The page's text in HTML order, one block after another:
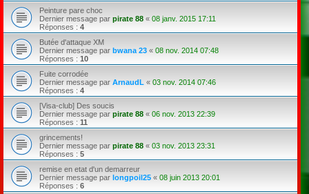
Peinture pare choc
Dernier message par pirate 88 « 08 janv. 2015 17:11
Réponses : 4
Butée d'attaque XM
Dernier message par bwana 23 « 08 nov. 2014 07:48
Réponses : 10
Fuite corrodée
Dernier message par ArnaudL « 03 nov. 2014 07:46
Réponses : 4
[Visa-club] Des soucis
Dernier message par pirate 88 « 06 nov. 2013 22:39
Réponses : 11
grincements!
Dernier message par pirate 88 « 03 nov. 2013 23:31
Réponses : 5
remise en etat d'un demarreur
Dernier message par longpoil25 « 08 juin 2013 20:01
Réponses : 6